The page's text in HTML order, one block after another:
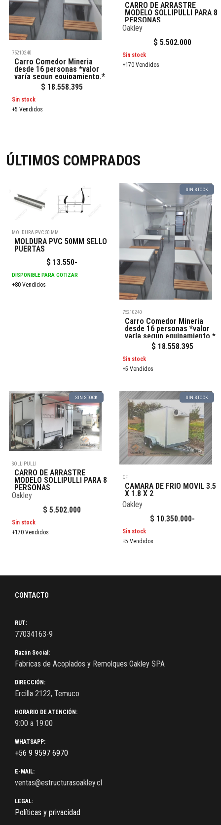
75210240
Carro Comedor Mineria
desde 16 personas *valor
varía segun equipamiento.*
$ 18.558.395
Sin stock
+5 Vendidos
CARRO DE ARRASTRE
MODELO SOLLIPULLI PARA 8
PERSONAS
Oakley
$5.502.000
Sin stock
+170 Vendidos
ÚLTIMOS COMPRADOS
MOLDURA PVC 50 MM
MOLDURA PVC 50MM SELLO
PUERTAS
$ 13.550-
DISPONIBLE PARA COTIZAR
+80 Vendidos
SIN STOCK
75210240
Carro Comedor Mineria
desde 16 personas *valor
varía segun equipamiento.*
$ 18.558.395
Sin stock
+5 Vendidos
SIN STOCK
SOLLIPULLI
CARRO DE ARRASTRE
MODELO SOLLIPULLI PARA 8
PERSONAS
Oakley
$5.502.000
Sin stock
+170 Vendidos
SIN STOCK
CF
CAMARA DE FRIO MOVIL 3.5
X 1.8 X 2
Oakley
$ 10.350.000-
Sin stock
+5 Vendidos
CONTACTO
RUT:
77034163-9
Razón Social:
Fabricas de Acoplados y Remolques Oakley SPA
DIRECCIÓN:
Ercilla 2122, Temuco
HORARIO DE ATENCIÓN:
9:00 a 19:00
WHATSAPP:
+56 9 9597 6970
E-MAIL:
ventas@estructurasoakley.cl
LEGAL:
Políticas y privacidad